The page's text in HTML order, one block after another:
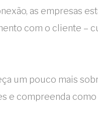
as empresas
com o cliente –
um pouco mais
e compreenda